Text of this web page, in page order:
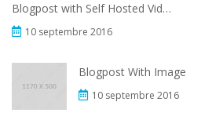
Blogpost with Self Hosted Video (HTML5 Video)
10 septembre 2016
Blogpost With Image
10 septembre 2016